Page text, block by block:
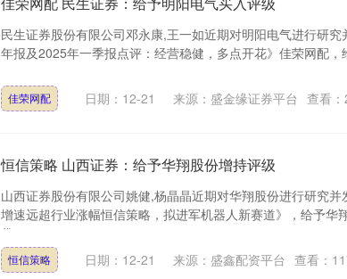
民生证券股份有限公司邓永康,王一如近期对明阳电气进行研
年报及2025年一季报点评：经营稳健，多点开花》佳荣网配，
佳荣网配 日期：12-21 来源：盛金缘证券平台 查看：
恒信策略 山西证券：给予华翔股份增持评级
山西证券股份有限公司姚健,杨晶晶近期对华翔股份进行研究
增速远超行业涨幅恒信策略，拟进军机器人新赛道》，给予华
份....
恒信策略 日期：12-21 来源：盛鑫配资平台 查看：